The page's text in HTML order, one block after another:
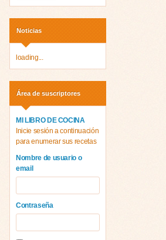
Noticias
loading...
Área de suscriptores
MI LIBRO DE COCINA
Inicie sesión a continuación
para enumerar sus recetas
Nombre de usuario o
email
Contraseña